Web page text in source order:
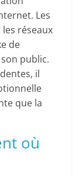
Les
réseaux
de
public.
il
que la
où